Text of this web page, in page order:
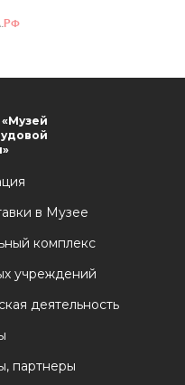
в Музее
комплекс
учреждений
деятельность
партнеры